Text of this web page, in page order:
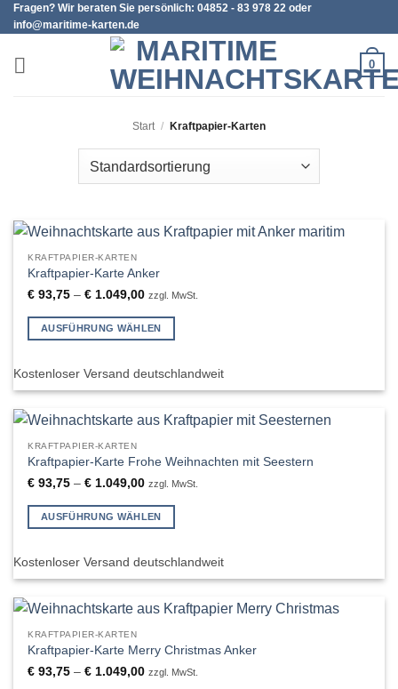
Zum
Inhalt
springen
Fragen? Wir beraten Sie persönlich: 04852 - 83 978 22 oder
info@maritime-karten.de
0
Start / Kraftpapier-Karten
KRAFTPAPIER-KARTEN
Kraftpapier-Karte Anker
€ 93,75 –€ 1.049,00 zzgl. MwSt.
AUSFÜHRUNG WÄHLEN
Produkt
Varianten
auf.
Die
Optionen
auf
Kostenloser Versand deutschlandweit
KRAFTPAPIER-KARTEN
Kraftpapier-Karte Frohe Weihnachten mit Seestern
€ 93,75 –€ 1.049,00 zzgl. MwSt.
AUSFÜHRUNG WÄHLEN
Produkt
Varianten
auf.
Die
Optionen
Kostenloser Versand deutschlandweit
KRAFTPAPIER-KARTEN
Kraftpapier-Karte Merry Christmas Anker
€ 93,75 –€ 1.049,00 zzgl. MwSt.